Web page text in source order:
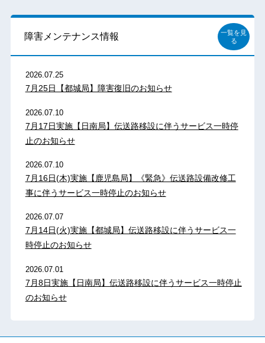
障害メンテナンス情報
一覧を見
る
2026.07.25
7月25日【都城局】障害復旧のお知らせ
2026.07.10
7月17日実施【日南局】伝送路移設に伴うサービス一時停
止のお知らせ
2026.07.10
7月16日(木)実施【鹿児島局】《緊急》伝送路設備改修工
事に伴うサービス一時停止のお知らせ
2026.07.07
7月14日(火)実施【都城局】伝送路移設に伴うサービス一
時停止のお知らせ
2026.07.01
7月8日実施【日南局】伝送路移設に伴うサービス一時停止
のお知らせ